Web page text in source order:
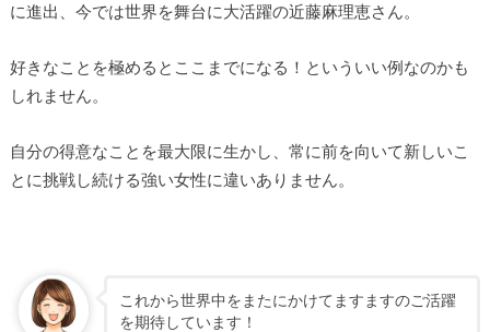
に進出、今では世界を舞台に大活躍の近藤麻理恵さん。
好きなことを極めるとここまでになる！といういい例なのかも
しれません。
自分の得意なことを最大限に生かし、常に前を向いて新しいこ
とに挑戦し続ける強い女性に違いありません。
これから世界中をまたにかけてますますのご活躍
を期待しています！